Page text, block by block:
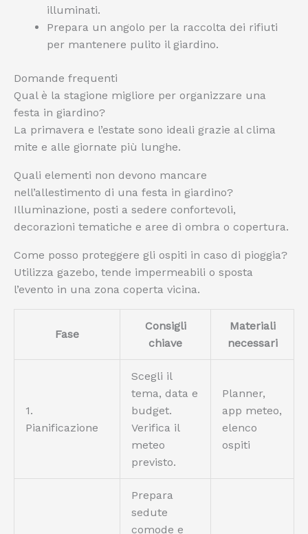
illuminati.
Prepara un angolo per la raccolta dei rifiuti
per mantenere pulito il giardino.
Domande frequenti
Qual è la stagione migliore per organizzare una
festa in giardino?
La primavera e l’estate sono ideali grazie al clima
mite e alle giornate più lunghe.
Quali elementi non devono mancare
nell’allestimento di una festa in giardino?
Illuminazione, posti a sedere confortevoli,
decorazioni tematiche e aree di ombra o copertura.
Come posso proteggere gli ospiti in caso di pioggia?
Utilizza gazebo, tende impermeabili o sposta
l’evento in una zona coperta vicina.
Fase
Consigli
chiave
Materiali
necessari
1.
Pianificazione
Scegli il
tema, data e
budget.
Verifica il
meteo
previsto.
Planner,
app meteo,
elenco
ospiti
Prepara
sedute
comode e